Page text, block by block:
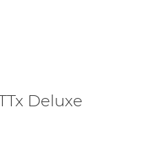
Deluxe